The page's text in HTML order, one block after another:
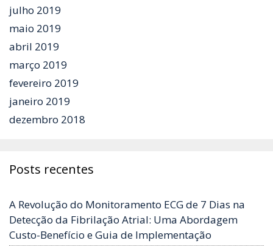
julho 2019
maio 2019
abril 2019
março 2019
fevereiro 2019
janeiro 2019
dezembro 2018
Posts recentes
A Revolução do Monitoramento ECG de 7 Dias na
Detecção da Fibrilação Atrial: Uma Abordagem
Custo-Benefício e Guia de Implementação